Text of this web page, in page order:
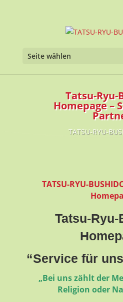
Seite wählen
Tatsu-Ryu-
Homepage –
TATSU-RYU-
TATSU-RYU-
Tatsu-
“Service für
„Bei uns zählt der
Religion oder